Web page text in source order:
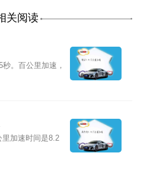
关阅读
。百公里加速，
加速时间是8.2